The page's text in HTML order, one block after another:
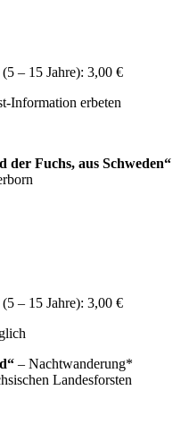
– 15 Jahre): 3,00 €
Information erbeten
der Fuchs, aus Schweden“
– 15 Jahre): 3,00 €
– Nachtwanderung*
Landesforsten